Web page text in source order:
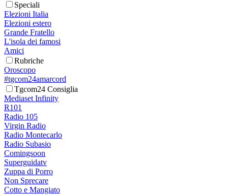
Speciali
Elezioni Italia
Elezioni estero
Grande Fratello
L'isola dei famosi
Amici
Rubriche
Oroscopo
#tgcom24amarcord
Tgcom24 Consiglia
Mediaset Infinity
R101
Radio 105
Virgin Radio
Radio Montecarlo
Radio Subasio
Comingsoon
Superguidatv
Zuppa di Porro
Non Sprecare
Cotto e Mangiato